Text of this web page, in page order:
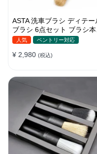
ASTA 洗車ブラシ ディテー
ブラシ 6点セット ブラシ本
2本 替えヘッド2個 アダプタ
シュボード
人気 ベントリー対応
¥ 2,980 (税込)